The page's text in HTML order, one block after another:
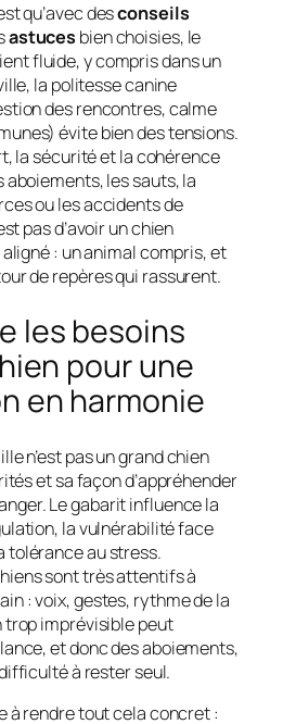
qu’avec desconseils
astuces bien choisies, le
fluide, y compris dans un
la politesse canine
des rencontres, calme
évite bien des tensions.
la sécurité et la cohérence
les sauts, la
ou les accidents de
pas d’avoir un chien
aligné : un animal compris, et
de repères qui rassurent.
les besoins
pour une
en harmonie
n’est pas un grand chien
et sa façon d’appréhender
Le gabarit influence la
la vulnérabilité face
tolérance au stress.
sont très attentifs à
: voix, gestes, rythme de la
trop imprévisible peut
et donc des aboiements,
à rester seul.
à rendre tout cela concret :